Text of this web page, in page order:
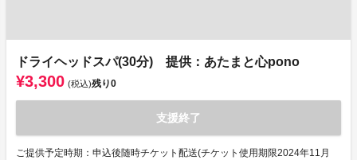
ドライヘッドスパ(30分) 提供：あたまと心pono
¥3,300 (税込)残り0
支援終了
ご提供予定時期：申込後随時チケット配送(チケット使用期限2024年11月